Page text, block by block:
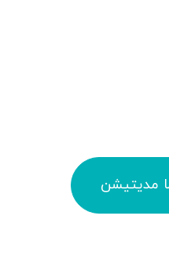
مدیتیشن